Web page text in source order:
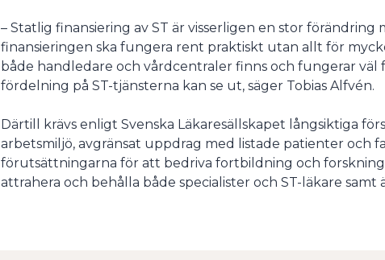
– Statlig finansiering av ST är visserligen en stor
finansieringen ska fungera rent praktiskt utan allt för
både handledare och vårdcentraler finns och fungerar
fördelning på ST-tjänsterna kan se ut, säger Tobias Alfvén.
Därtill krävs enligt Svenska Läkaresällskapet långsiktiga
arbetsmiljö, avgränsat uppdrag med listade patienter och
förutsättningarna för att bedriva fortbildning och
attrahera och behålla både specialister och ST-läkare samt